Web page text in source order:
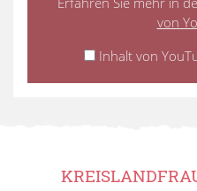
von
Inhalt von